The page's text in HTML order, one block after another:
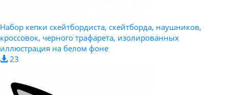
Набор кепки скейтбордиста, скейтборда, наушников,
кроссовок, черного трафарета, изолированных
иллюстрация на белом фоне
23